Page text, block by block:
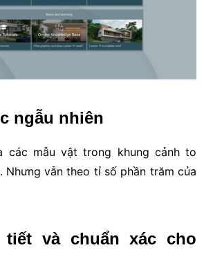
ngẫu nhiên
các mẫu vật trong khung cảnh to
Nhưng vẫn theo tỉ số phần trăm của
và chuẩn xác cho